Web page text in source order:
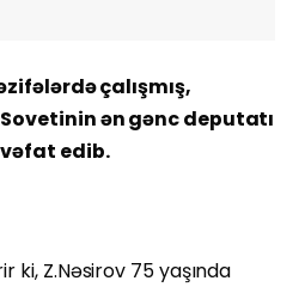
çalışmış,
ən gənc deputatı
edib.
ki, Z.Nəsirov 75 yaşında